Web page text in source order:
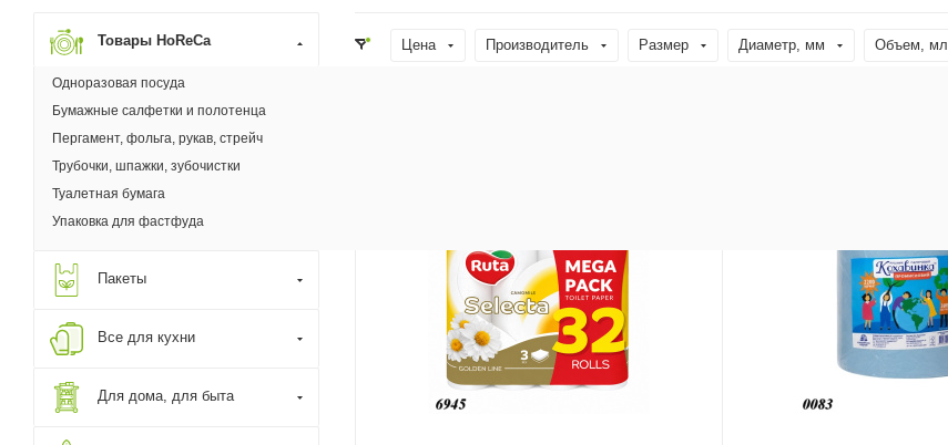
Цена Производитель Размер Диаметр, мм Объем, мл
Товары HoReCa
Одноразовая посуда
Бумажные салфетки и полотенца
Пергамент, фольга, рукав, стрейч
Трубочки, шпажки, зубочистки
Туалетная бумага
Упаковка для фастфуда
Пакеты
Все для кухни
Для дома, для быта